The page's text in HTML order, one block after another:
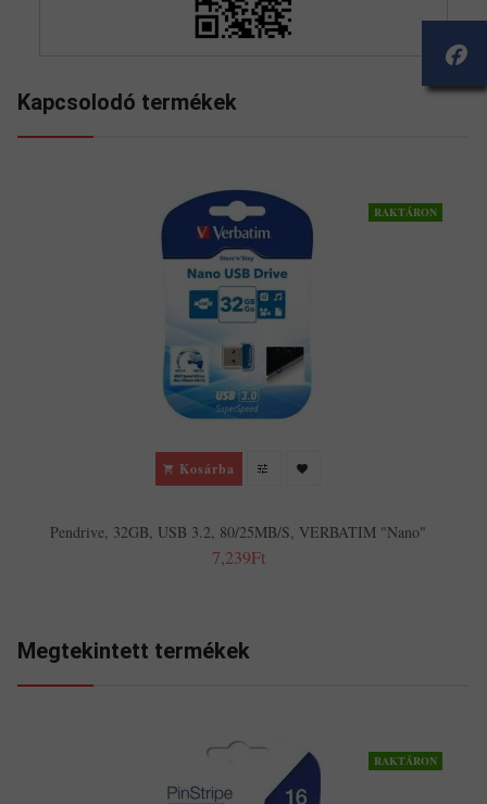
Kapcsolodó termékek
RAKTÁRON
Kosárba
Pendrive, 32GB, USB 3.2, 80/25MB/s, VERBATIM "Nano"
7,239Ft
Megtekintett termékek
RAKTÁRON